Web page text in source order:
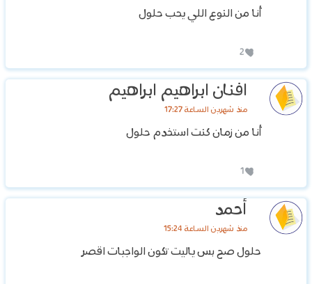
أنا من النوع اللي يحب حلول
2
افنان ابراهيم ابراهيم
منذ شهرين الساعة 17:27
أنا من زمان كنت استخدم حلول
1
أحمد
منذ شهرين الساعة 15:24
حلول صح بس ياليت تكون الواجبات اقصر